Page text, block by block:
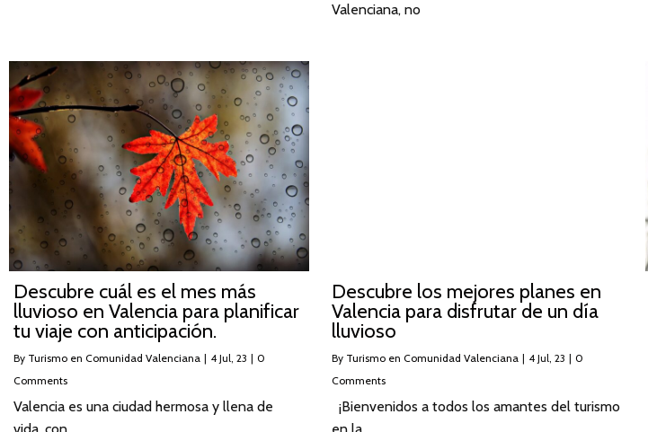
Valenciana, no
Descubre cuál es el mes más
lluvioso en Valencia para planificar
tu viaje con anticipación.
By Turismo en Comunidad Valenciana | 4 Jul, 23 | 0
Comments
Valencia es una ciudad hermosa y llena de
Descubre los mejores planes en
Valencia para disfrutar de un día
lluvioso
By Turismo en Comunidad Valenciana | 4 Jul, 23 | 0
Comments
¡Bienvenidos a todos los amantes del turismo